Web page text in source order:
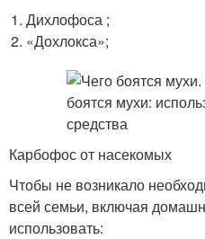
Дихлофоса ;
«Дохлокса»;
Карбофос от насекомых
Чтобы не возникало
всей семьи, включая
использовать: